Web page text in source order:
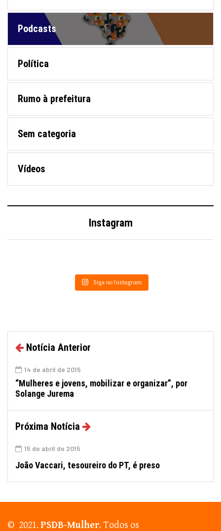
Podcasts
Política
Rumo à prefeitura
Sem categoria
Vídeos
Instagram
Siga no Instagram
Notícia Anterior
14 de abril de 2015
“Mulheres e jovens, mobilizar e organizar”, por
Solange Jurema
Próxima Notícia
15 de abril de 2015
João Vaccari, tesoureiro do PT, é preso
© 2021.PSDB-Mulher. Todos os